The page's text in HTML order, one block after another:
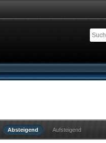
Absteigend Aufsteigend